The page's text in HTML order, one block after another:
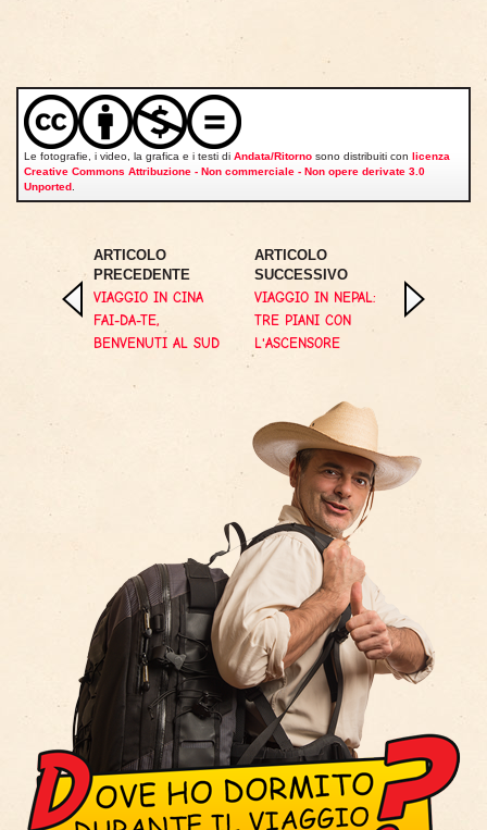
Le fotografie, i video, la grafica e i testi di Andata/Ritorno sono distribuiti con licenza
Creative Commons Attribuzione - Non commerciale - Non opere derivate 3.0
Unported
ARTICOLO
PRECEDENTE
VIAGGIO IN CINA
FAI-DA-TE,
BENVENUTI AL SUD
ARTICOLO
SUCCESSIVO
VIAGGIO IN NEPAL:
TRE PIANI CON
L'ASCENSORE